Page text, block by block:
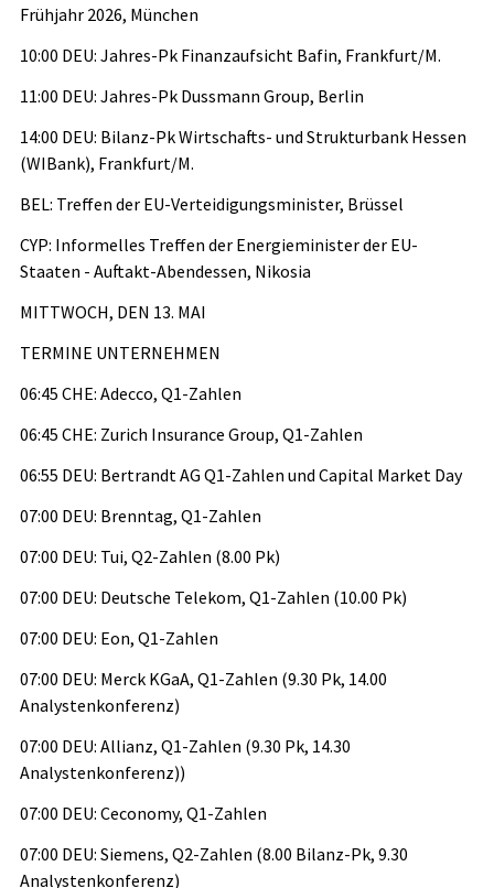
Frühjahr 2026, München
10:00 DEU: Jahres-Pk Finanzaufsicht Bafin, Frankfurt/M.
11:00 DEU: Jahres-Pk Dussmann Group, Berlin
14:00 DEU: Bilanz-Pk Wirtschafts- und Strukturbank Hessen
(WIBank), Frankfurt/M.
BEL: Treffen der EU-Verteidigungsminister, Brüssel
CYP: Informelles Treffen der Energieminister der EU-
Staaten - Auftakt-Abendessen, Nikosia
MITTWOCH, DEN 13. MAI
TERMINE UNTERNEHMEN
06:45 CHE: Adecco, Q1-Zahlen
06:45 CHE: Zurich Insurance Group, Q1-Zahlen
06:55 DEU: Bertrandt AG Q1-Zahlen und Capital Market Day
07:00 DEU: Brenntag, Q1-Zahlen
07:00 DEU: Tui, Q2-Zahlen (8.00 Pk)
07:00 DEU: Deutsche Telekom, Q1-Zahlen (10.00 Pk)
07:00 DEU: Eon, Q1-Zahlen
07:00 DEU: Merck KGaA, Q1-Zahlen (9.30 Pk, 14.00
Analystenkonferenz)
07:00 DEU: Allianz, Q1-Zahlen (9.30 Pk, 14.30
Analystenkonferenz))
07:00 DEU: Ceconomy, Q1-Zahlen
07:00 DEU: Siemens, Q2-Zahlen (8.00 Bilanz-Pk, 9.30
Analystenkonferenz)